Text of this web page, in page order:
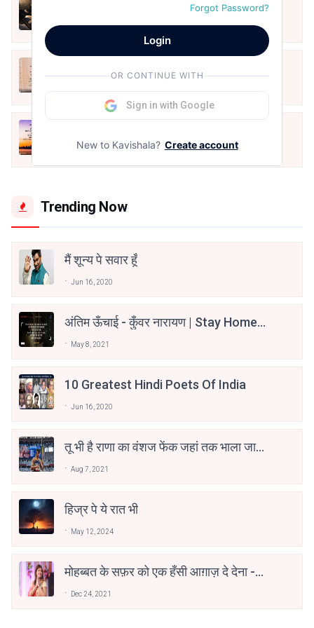
Punam Kaur Aug 8, 2026
Trending Now
मैं शून्य पे सवार हूँ
Jun 16, 2020
अंतिम ऊँचाई - कुँवर नारायण | Stay Home
May 8, 2021
10 Greatest Hindi Poets Of India
Jun 16, 2020
तू भी है राणा का वंशज फेंक जहां तक भाला जाए:
Aug 7, 2021
हिज्र पे ये रात भी
May 12, 2024
मोहब्बत के सफ़र को एक हँसी आग़ाज़ दे देना -
Dec 24, 2021
Forgot Password?
Login
OR CONTINUE WITH
Sign in with Google
New to Kavishala? Create account